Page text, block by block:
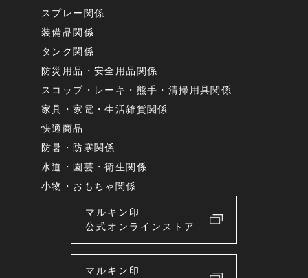
スプレー関係
装備品関係
タンク関係
防災用品・安全用品関係
スコップ・レーキ・熊手・清掃用具関係
家具・家電・生活雑貨関係
快適商品
防暑・防寒関係
水道・園芸・衛生関係
小物・おもちゃ関係
マルキン印
公式オンラインストア
マルキン印